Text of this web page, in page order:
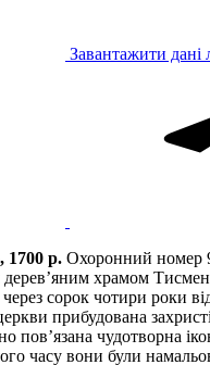
Завантажити дані
1700 р. Охоронний номер
храмом
сорок чотири роки
прибудована
пов’язана чудотворна
часу вони були